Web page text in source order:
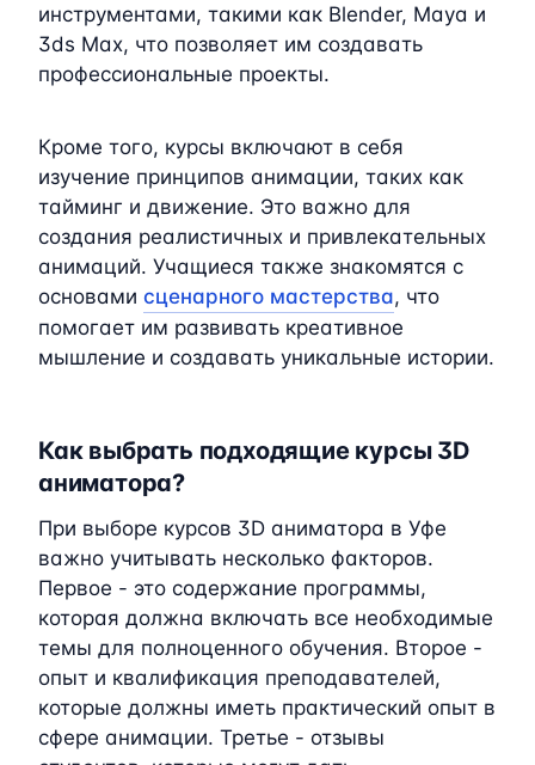
инструментами, такими как Blender, Maya и
3ds Max, что позволяет им создавать
профессиональные проекты.
Кроме того, курсы включают в себя
изучение принципов анимации, таких как
тайминг и движение. Это важно для
создания реалистичных и привлекательных
анимаций. Учащиеся также знакомятся с
основами сценарного мастерства, что
помогает им развивать креативное
мышление и создавать уникальные истории.
Как выбрать подходящие курсы 3D
аниматора?
При выборе курсов 3D аниматора в Уфе
важно учитывать несколько факторов.
Первое - это содержание программы,
которая должна включать все необходимые
темы для полноценного обучения. Второе -
опыт и квалификация преподавателей,
которые должны иметь практический опыт в
сфере анимации. Третье - отзывы